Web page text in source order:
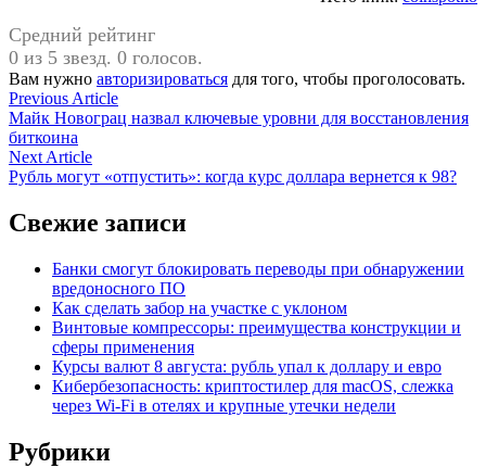
Средний рейтинг
0 из 5 звезд. 0 голосов.
Вам нужно авторизироваться для того, чтобы проголосовать.
Навигация
по
записям
Previous ArticlePrevious
article:
Майк Новограц назвал ключевые уровни для восстановления
биткоина
Next ArticleNext
article:
Рубль могут «отпустить»: когда курс доллара вернется к 98?
Свежие записи
Банки смогут блокировать переводы при обнаружении
вредоносного ПО
Как сделать забор на участке с уклоном
Винтовые компрессоры: преимущества конструкции и
сферы применения
Курсы валют 8 августа: рубль упал к доллару и евро
Кибербезопасность: криптостилер для macOS, слежка
через Wi-Fi в отелях и крупные утечки недели
Рубрики